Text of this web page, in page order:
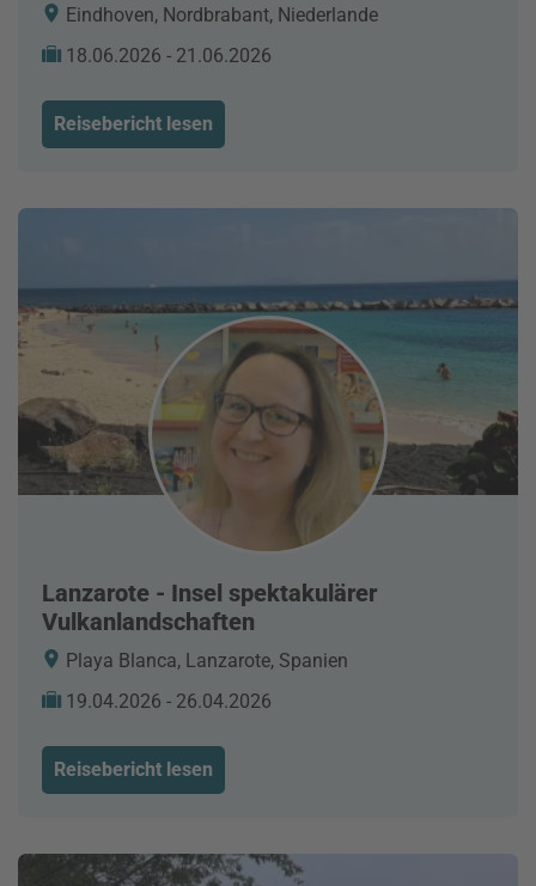
Eindhoven, Nordbrabant, Niederlande
18.06.2026 - 21.06.2026
Reisebericht lesen
Lanzarote - Insel spektakulärer
Vulkanlandschaften
Playa Blanca, Lanzarote, Spanien
19.04.2026 - 26.04.2026
Reisebericht lesen